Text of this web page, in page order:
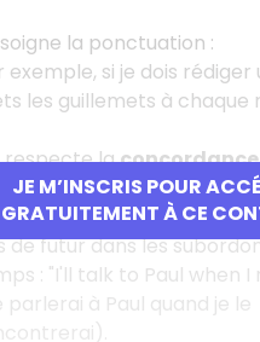
JE M’INSCRIS POUR
GRATUITEMENT À CE
la ponctuation :
exemple, si je dois rédiger
les guillemets à chaque
la
présent en français n'est
par un présent en
de futur dans les
: "I'll talk to Paul when I
parlerai à Paul quand je le